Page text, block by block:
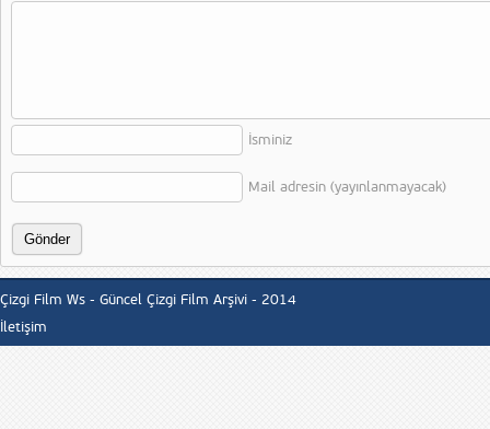
İsminiz
Mail adresin (yayınlanmayacak)
Çizgi Film Ws - Güncel Çizgi Film Arşivi - 2014
İletişim